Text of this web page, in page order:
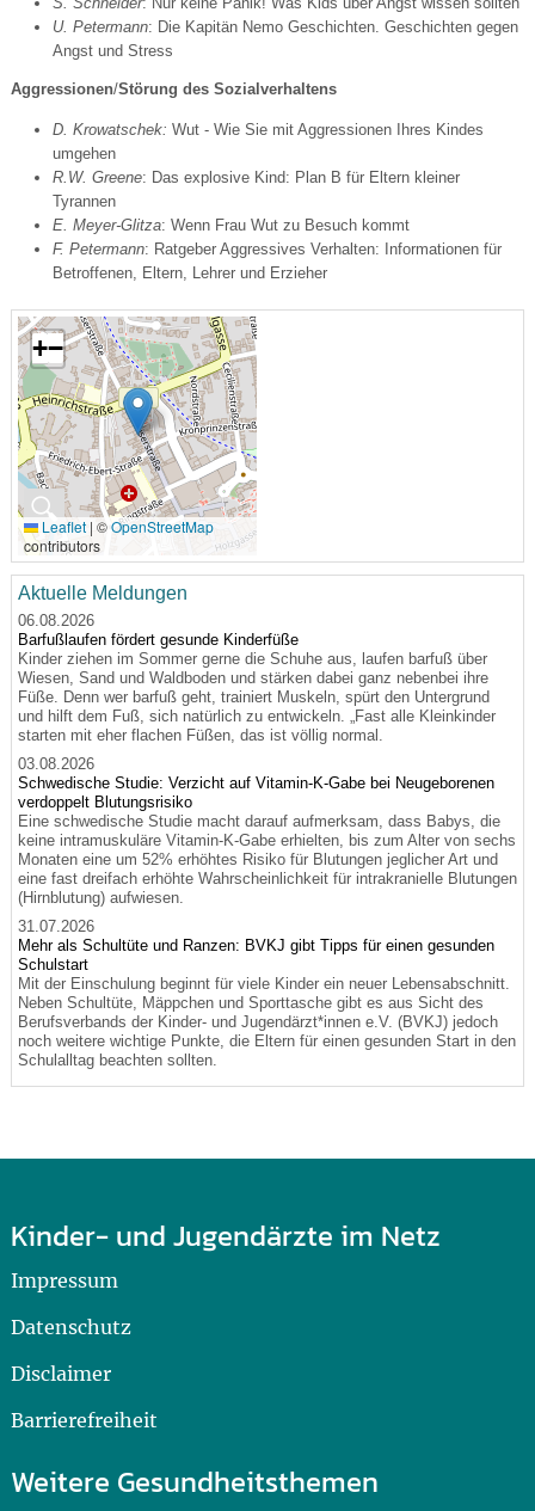
U. Petermann: Die Kapitän Nemo Geschichten. Geschichten gegen
Angst und Stress
Aggressionen/Störung des Sozialverhaltens
D. Krowatschek: Wut - Wie Sie mit Aggressionen Ihres Kindes
umgehen
R.W. Greene: Das explosive Kind: Plan B für Eltern kleiner
Tyrannen
E. Meyer-Glitza: Wenn Frau Wut zu Besuch kommt
F. Petermann: Ratgeber Aggressives Verhalten: Informationen für
Betroffenen, Eltern, Lehrer und Erzieher
🔍
+−
Leaflet | ©OpenStreetMap
contributors
Aktuelle Meldungen
06.08.2026
Barfußlaufen fördert gesunde Kinderfüße
Kinder ziehen im Sommer gerne die Schuhe aus, laufen barfuß über
Wiesen, Sand und Waldboden und stärken dabei ganz nebenbei ihre
Füße. Denn wer barfuß geht, trainiert Muskeln, spürt den Untergrund
und hilft dem Fuß, sich natürlich zu entwickeln. „Fast alle Kleinkinder
starten mit eher flachen Füßen, das ist völlig normal.
03.08.2026
Schwedische Studie: Verzicht auf Vitamin-K-Gabe bei Neugeborenen
verdoppelt Blutungsrisiko
Eine schwedische Studie macht darauf aufmerksam, dass Babys, die
keine intramuskuläre Vitamin-K-Gabe erhielten, bis zum Alter von sechs
Monaten eine um 52% erhöhtes Risiko für Blutungen jeglicher Art und
eine fast dreifach erhöhte Wahrscheinlichkeit für intrakranielle Blutungen
(Hirnblutung) aufwiesen.
31.07.2026
Mehr als Schultüte und Ranzen: BVKJ gibt Tipps für einen gesunden
Schulstart
Mit der Einschulung beginnt für viele Kinder ein neuer Lebensabschnitt.
Neben Schultüte, Mäppchen und Sporttasche gibt es aus Sicht des
Berufsverbands der Kinder- und Jugendärzt*innen e.V. (BVKJ) jedoch
noch weitere wichtige Punkte, die Eltern für einen gesunden Start in den
Schulalltag beachten sollten.
Kinder- und Jugendärzte im Netz
Impressum
Datenschutz
Disclaimer
Barrierefreiheit
Weitere Gesundheitsthemen